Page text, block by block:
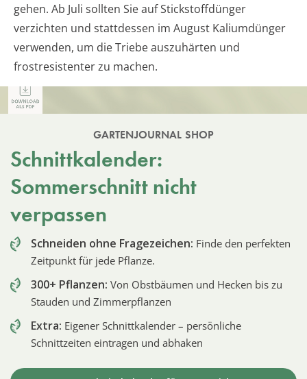
gehen. Ab Juli sollten Sie auf Stickstoffdünger
verzichten und stattdessen im August Kaliumdünger
verwenden, um die Triebe auszuhärten und
frostresistenter zu machen.
GARTENJOURNAL SHOP
Schnittkalender:
Sommerschnitt nicht
verpassen
Schneiden ohne Fragezeichen: Finde den perfekten
Zeitpunkt für jede Pflanze.
300+ Pflanzen: Von Obstbäumen und Hecken bis zu
Stauden und Zimmerpflanzen
Extra: Eigener Schnittkalender – persönliche
Schnittzeiten eintragen und abhaken